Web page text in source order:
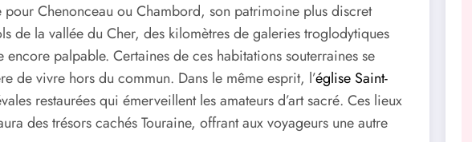
pour Chenonceau ou Chambord, son patrimoine plus discret
de la vallée du Cher, des kilomètres de galeries troglodytiques
palpable. Certaines de ces habitations souterraines se
de vivre hors du commun. Dans le même esprit, l’église Saint-
restaurées qui émerveillent les amateurs d’art sacré. Ces lieux
des trésors cachés Touraine, offrant aux voyageurs une autre